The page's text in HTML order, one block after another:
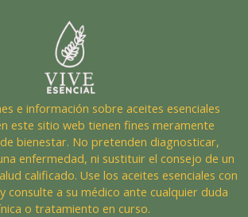
e información sobre aceites esenciales
este sitio web tienen fines meramente
bienestar. No pretenden diagnosticar,
enfermedad, ni sustituir el consejo de un
calificado. Use los aceites esenciales con
consulte a su médico ante cualquier duda
o tratamiento en curso.